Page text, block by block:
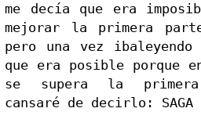
me decía que era
mejorar la primera
pero una vez ibaleyendo
que era posible porque
se supera la
cansaré de decirlo: SAGA